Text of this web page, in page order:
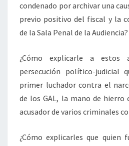
condenado por archivar una
previo positivo del fiscal y la
de la Sala Penal de la Audiencia?
¿Cómo explicarle a estos
persecución político-judicial
primer luchador contra el
de los GAL, la mano de
acusador de varios criminales
¿Cómo explicarles que quien